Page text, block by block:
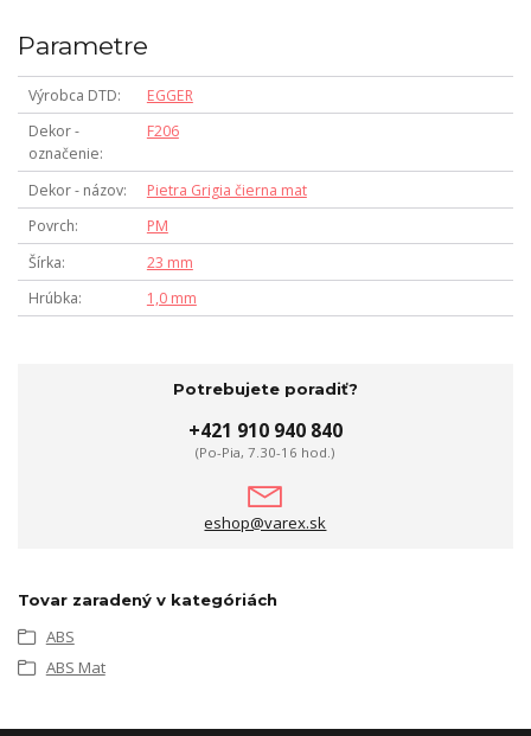
Parametre
Výrobca DTD
EGGER
Dekor -
označenie
F206
Dekor - názov
Pietra Grigia čierna mat
Povrch
PM
Šírka
23 mm
Hrúbka
1,0 mm
Potrebujete poradiť?
+421 910 940 840
(Po-Pia, 7.30-16 hod.)
eshop@varex.sk
Tovar zaradený v kategóriách
ABS
ABS Mat